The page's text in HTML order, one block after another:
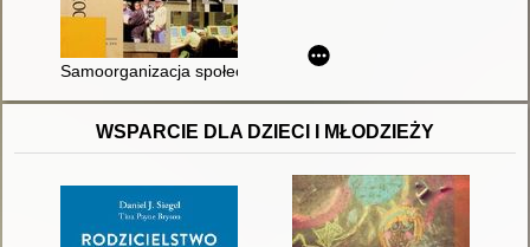
Samoorganizacja społeczeństwa polskiego : trzeci sektor :
WSPARCIE DLA DZIECI I MŁODZIEŻY